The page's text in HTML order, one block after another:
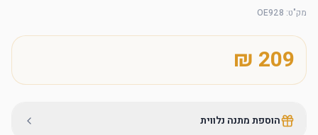
מק"ט:
OE928
הוספת מתנה נלווית